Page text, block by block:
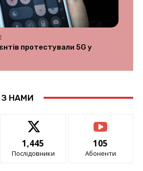
протестували 5G у
НАМИ
1,445
Послідовники
105
Абоненти